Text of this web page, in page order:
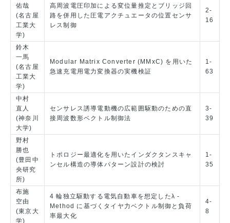
佑哉
(名古屋
工業大
学)
高周波電圧印加による変位量推定とブリッジ回
路を併用した圧電アクチュエータの位置センサ
レス制御
2-
16
鈴木
一馬
(名古屋
工業大
学)
Modular Matrix Converter (MMxC) を用いた
急速充電用電力変換器の実機検証
1-
63
中村
直人
(神奈川
大学)
センサレス誘導電動機の広範囲駆動のための直
接周波数形ベクトル制御法
3-
39
野村
勝也
(豊田中
央研究
所)
トポロジー最適化を用いたインダクタンスキャ
ンセル構造の導体パターン設計の検討
1-
35
布施
空由
(東京大
学)
4 輪独立駆動する電気自動車を想定したλ -
Method に基づくタイヤ力ベクトル制御と負荷
率最大化
4-
8